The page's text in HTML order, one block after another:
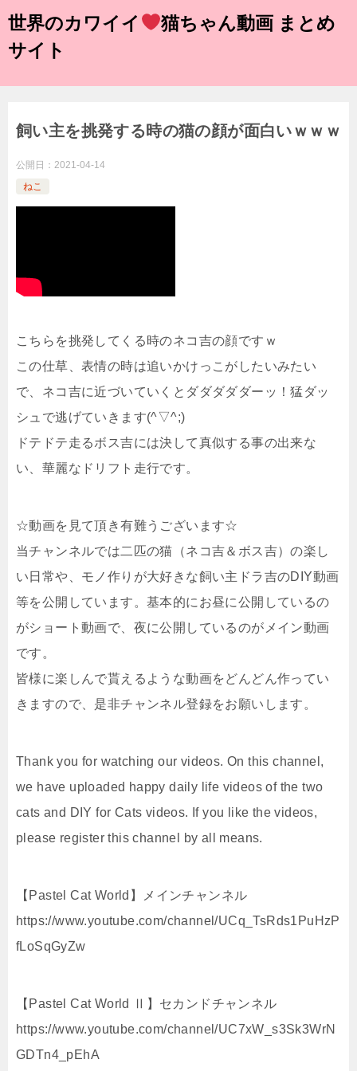
世界のカワイイ
猫ちゃん動画 まとめ
サイト
飼い主を挑発する時の猫の顔が面白いｗｗｗ
公開日： 2021-04-14
ねこ
こちらを挑発してくる時のネコ吉の顔ですｗ
この仕草、表情の時は追いかけっこがしたいみたい
で、ネコ吉に近づいていくとダダダダダーッ！猛ダッ
シュで逃げていきます(^▽^;)
ドテドテ走るボス吉には決して真似する事の出来な
い、華麗なドリフト走行です。
☆動画を見て頂き有難うございます☆
当チャンネルでは二匹の猫（ネコ吉＆ボス吉）の楽し
い日常や、モノ作りが大好きな飼い主ドラ吉のDIY動画
等を公開しています。基本的にお昼に公開しているの
がショート動画で、夜に公開しているのがメイン動画
です。
皆様に楽しんで貰えるような動画をどんどん作ってい
きますので、是非チャンネル登録をお願いします。
Thank you for watching our videos. On this channel,
we have uploaded happy daily life videos of the two
cats and DIY for Cats videos. If you like the videos,
please register this channel by all means.
【Pastel Cat World】メインチャンネル
https://www.youtube.com/channel/UCq_TsRds1PuHzP
fLoSqGyZw
【Pastel Cat World Ⅱ】セカンドチャンネル
https://www.youtube.com/channel/UC7xW_s3Sk3WrN
GDTn4_pEhA